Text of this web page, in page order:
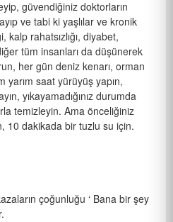
güvendiğiniz doktorların
ve tabi ki yaşlılar ve kronik
rahatsızlığı, diyabet,
tüm insanları da düşünerek
her gün deniz kenarı, orman
saat yürüyüş yapın,
yıkayamadığınız durumda
temizleyin. Ama önceliğiniz
10 dakikada bir tuzlu su için.
çoğunluğu ‘ Bana bir şey